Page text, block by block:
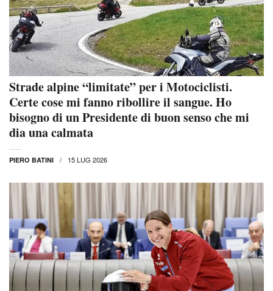
Strade alpine “limitate” per i Motociclisti.
Certe cose mi fanno ribollire il sangue. Ho
bisogno di un Presidente di buon senso che mi
dia una calmata
PIERO BATINI 15 LUG 2026